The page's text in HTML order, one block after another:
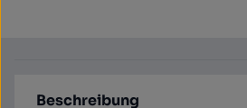
Beschreibung